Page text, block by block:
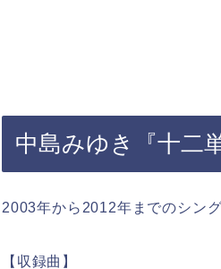
中島みゆき『十二
2003年から2012年までのシン
【収録曲】